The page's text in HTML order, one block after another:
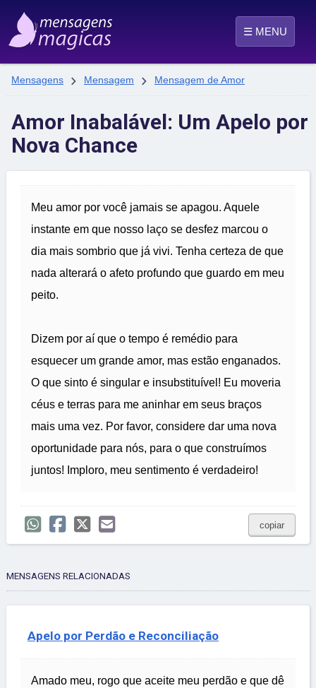
☰ MENU
Mensagens  Mensagem  Mensagem de Amor
Amor Inabalável: Um Apelo por
Nova Chance
Meu amor por você jamais se apagou. Aquele
instante em que nosso laço se desfez marcou o
dia mais sombrio que já vivi. Tenha certeza de que
nada alterará o afeto profundo que guardo em meu
peito.
Dizem por aí que o tempo é remédio para
esquecer um grande amor, mas estão enganados.
O que sinto é singular e insubstituível! Eu moveria
céus e terras para me aninhar em seus braços
mais uma vez. Por favor, considere dar uma nova
oportunidade para nós, para o que construímos
juntos! Imploro, meu sentimento é verdadeiro!
copiar
MENSAGENS RELACIONADAS
Apelo por Perdão e Reconciliação
Amado meu, rogo que aceite meu perdão e que dê